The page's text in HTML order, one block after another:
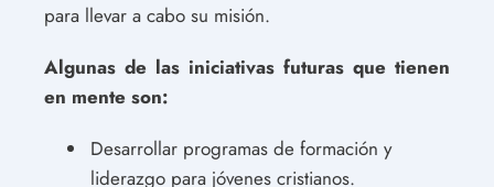
para llevar a cabo su misión.
Algunas de las iniciativas futuras que tienen
en mente son:
Desarrollar programas de formación y
liderazgo para jóvenes cristianos.